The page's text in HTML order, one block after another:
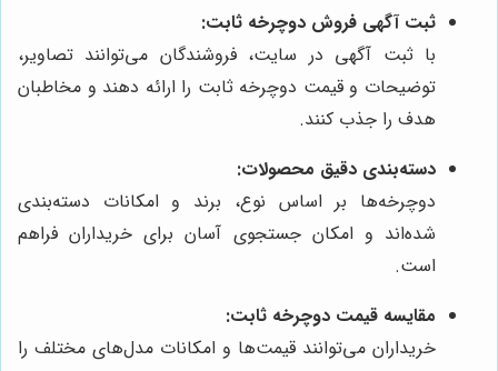
ثبت آگهی فروش دوچرخه ثابت:
با ثبت آگهی در سایت، فروشندگان می‌توانند تصاویر،
توضیحات و قیمت دوچرخه ثابت را ارائه دهند و مخاطبان
هدف را جذب کنند.
دسته‌بندی دقیق محصولات:
دوچرخه‌ها بر اساس نوع، برند و امکانات دسته‌بندی
شده‌اند و امکان جستجوی آسان برای خریداران فراهم
است.
مقایسه قیمت دوچرخه ثابت:
خریداران می‌توانند قیمت‌ها و امکانات مدل‌های مختلف را